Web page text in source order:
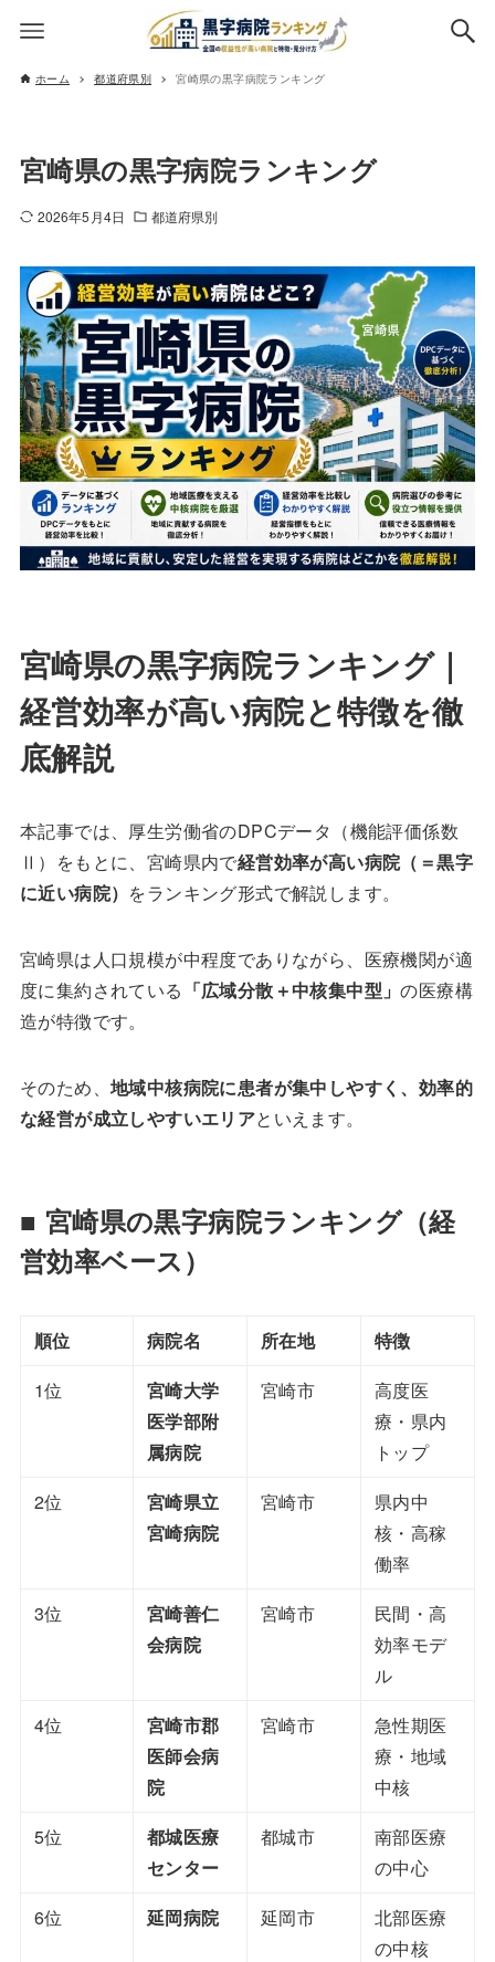
ホーム 都道府県別 宮崎県の黒字病院ランキング
宮崎県の黒字病院ランキング
2026年5月4日 都道府県別
宮崎県の黒字病院ランキング｜
経営効率が高い病院と特徴を徹
底解説
本記事では、厚生労働省のDPCデータ（機能評価係数
Ⅱ）をもとに、宮崎県内で経営効率が高い病院（＝黒字
に近い病院） をランキング形式で解説します。
宮崎県は人口規模が中程度でありながら、医療機関が適
度に集約されている 「広域分散＋中核集中型」の医療構
造が特徴です。
そのため、 地域中核病院に患者が集中しやすく、効率的
な経営が成立しやすいエリアといえます。
■ 宮崎県の黒字病院ランキング（経
営効率ベース）
順位 病院名 所在地
特徴
1位
宮崎大学
医学部附
属病院
宮崎市
高度医
療・県内
トップ
2位
宮崎県立
宮崎病院
宮崎市
県内中
核・高稼
働率
3位
宮崎善仁
会病院
宮崎市
民間・高
効率モデ
ル
4位
宮崎市郡
医師会病
院
宮崎市
急性期医
療・地域
中核
5位
都城医療
センター
都城市
南部医療
の中心
6位
延岡病院 延岡市
北部医療
の中核